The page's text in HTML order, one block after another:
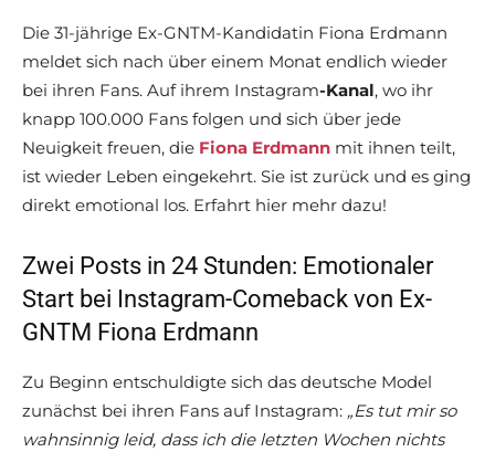
Die 31-jährige Ex-GNTM-Kandidatin Fiona Erdmann
meldet sich nach über einem Monat endlich wieder
bei ihren Fans. Auf ihrem Instagram-Kanal, wo ihr
knapp 100.000 Fans folgen und sich über jede
Neuigkeit freuen, die Fiona Erdmann mit ihnen teilt,
ist wieder Leben eingekehrt. Sie ist zurück und es ging
direkt emotional los. Erfahrt hier mehr dazu!
Zwei Posts in 24 Stunden: Emotionaler
Start bei Instagram-Comeback von Ex-
GNTM Fiona Erdmann
Zu Beginn entschuldigte sich das deutsche Model
zunächst bei ihren Fans auf Instagram: „Es tut mir so
wahnsinnig leid, dass ich die letzten Wochen nichts